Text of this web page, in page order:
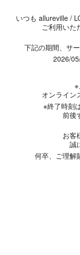
いつも allureville /
ご利用いた
下記の期間、サ
2026/
※
オンライン
※終了時刻
前後
お客
誠
何卒、ご理解